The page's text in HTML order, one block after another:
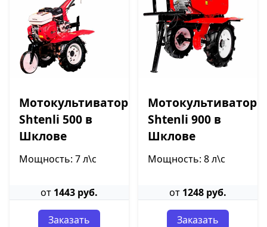
Мотокультиватор
Shtenli 500 в
Шклове
Мощность: 7 л\с
от 1443 руб.
Заказать
Мотокультиватор
Shtenli 900 в
Шклове
Мощность: 8 л\с
от 1248 руб.
Заказать